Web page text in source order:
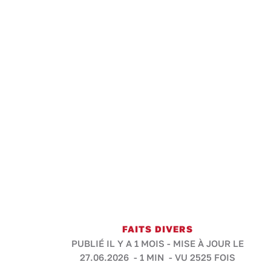
FAITS DIVERS
PUBLIÉ IL Y A 1 MOIS - MISE À JOUR LE
27.06.2026 - 1 MIN - VU 2525 FOIS